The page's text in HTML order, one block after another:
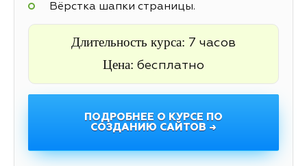
Вёрстка шапки страницы.
Длительность курса: 7 часов
Цена: бесплатно
ПОДРОБНЕЕ О КУРСЕ ПО
СОЗДАНИЮ САЙТОВ →